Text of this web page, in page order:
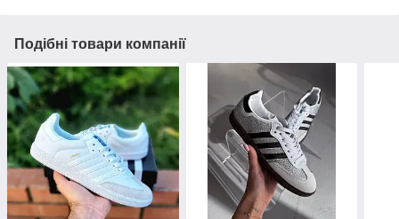
Подібні товари компанії